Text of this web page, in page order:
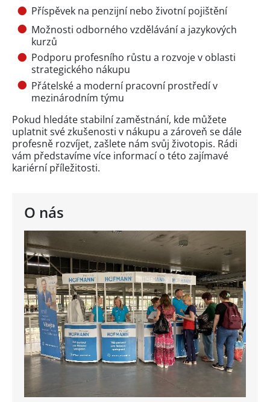
O nás
Příspěvek na penzijní nebo životní pojištění
Možnosti odborného vzdělávání a jazykových
kurzů
Podporu profesního růstu a rozvoje v oblasti
strategického nákupu
Přátelské a moderní pracovní prostředí v
mezinárodním týmu
Pokud hledáte stabilní zaměstnání, kde můžete
uplatnit své zkušenosti v nákupu a zároveň se dále
profesně rozvíjet, zašlete nám svůj životopis. Rádi
vám představíme více informací o této zajímavé
kariérní příležitosti.